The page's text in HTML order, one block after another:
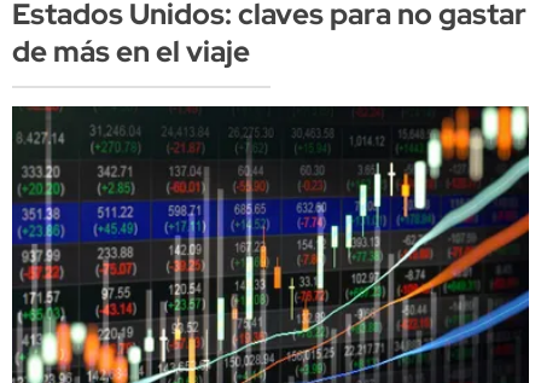
Estados Unidos: claves para no gastar
de más en el viaje